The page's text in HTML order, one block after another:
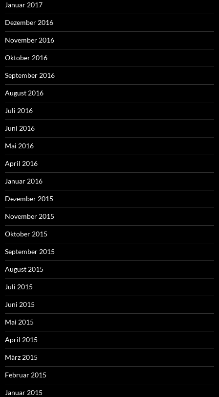
Januar 2017
Dezember 2016
November 2016
Oktober 2016
September 2016
August 2016
Juli 2016
Juni 2016
Mai 2016
April 2016
Januar 2016
Dezember 2015
November 2015
Oktober 2015
September 2015
August 2015
Juli 2015
Juni 2015
Mai 2015
April 2015
März 2015
Februar 2015
Januar 2015